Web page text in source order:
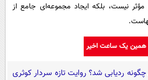
نیست، بلکه ایجاد مجموعه‌ای جامع از
همین یک ساعت اخیر
ردیابی شد؟ روایت تازه سردار کوثری